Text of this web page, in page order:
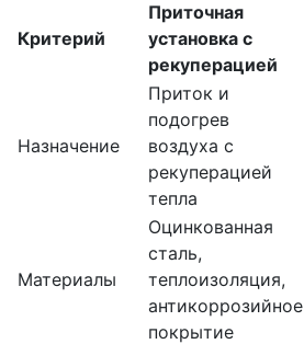
Критерий
Приточная
установка с
рекуперацией
Назначение
Приток и
подогрев
воздуха с
рекуперацией
тепла
Материалы
Оцинкованная
сталь,
теплоизоляция,
антикоррозийное
покрытие